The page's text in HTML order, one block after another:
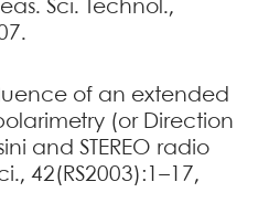
Sci. Technol.,
of an extended
(or Direction
and STEREO radio
42(RS2003):1–17,